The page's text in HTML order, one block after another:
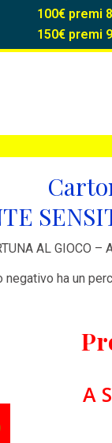
100€ premi 8
150€ premi 9
AL GIOCO –
ha un
A